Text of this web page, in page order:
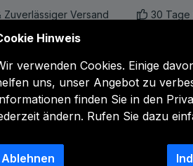
Zuverlässiger Versand 30 Tage
Hinweis
verwenden Cookies. Einige
uns, unser Angebot zu
finden Sie in den
ändern. Rufen Sie dazu
Ablehnen